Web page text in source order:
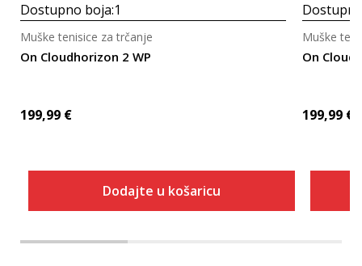
Dostupno boja:1
On Cloudhorizon 2 WP
Muške tenisice za trčanje
199,99 €
Dodajte u košaricu
On
Muške
199,99 €